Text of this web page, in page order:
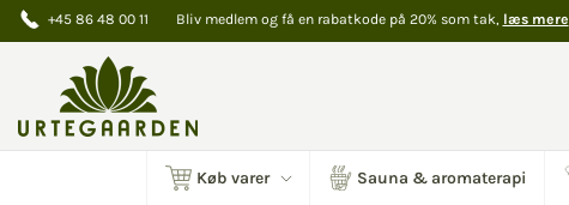
+45 86 48 00 11 Bliv medlem og få en rabatkode på 20% som tak, læs mere
Køb varer Sauna & aromaterapi